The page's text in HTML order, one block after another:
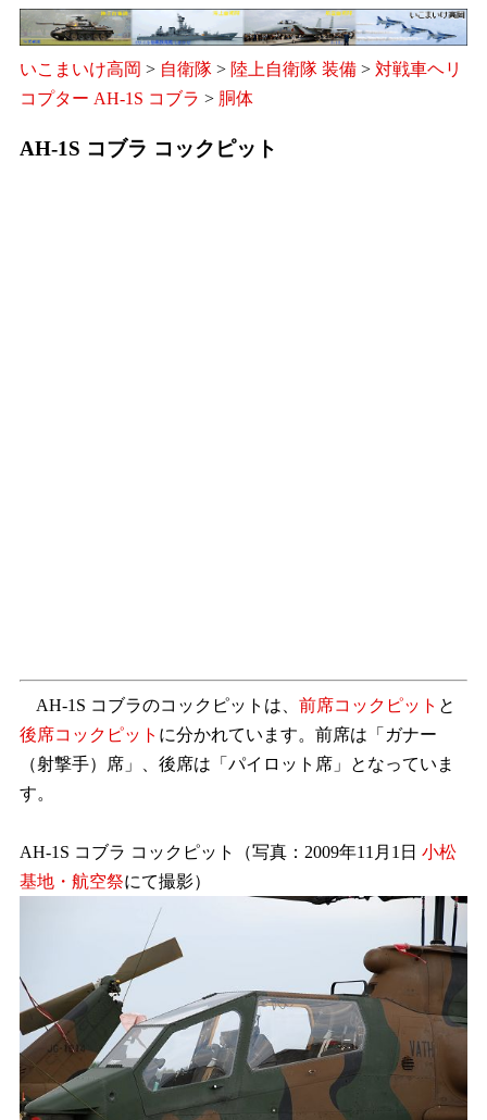
いこまいけ高岡 > 自衛隊 > 陸上自衛隊 装備 > 対戦車ヘリ
コプター AH-1S コブラ > 胴体
AH-1S コブラ コックピット
AH-1S コブラのコックピットは、 前席コックピット と
後席コックピット に分かれています。前席は「ガナー
（射撃手）席」、後席は「パイロット席」となっていま
す。
AH-1S コブラ コックピット（写真：2009年11月1日 小松
基地・航空祭にて撮影）